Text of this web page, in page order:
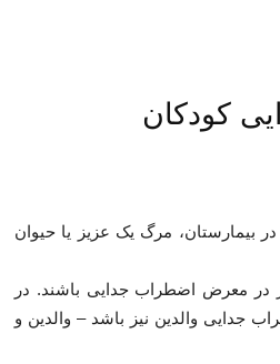
کودکان
بیمارستان، مرگ یک عزیز یا حیوان
در معرض اضطراب جدایی باشند. در
جدایی والدین نیز باشد – والدین و